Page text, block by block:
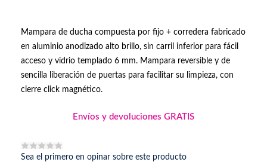
Mampara de ducha compuesta por fijo + corredera fabricado
en aluminio anodizado alto brillo, sin carril inferior para fácil
acceso y vidrio templado 6 mm. Mampara reversible y de
sencilla liberación de puertas para facilitar su limpieza, con
cierre click magnético.
Envíos y devoluciones GRATIS
Sea el primero en opinar sobre este producto